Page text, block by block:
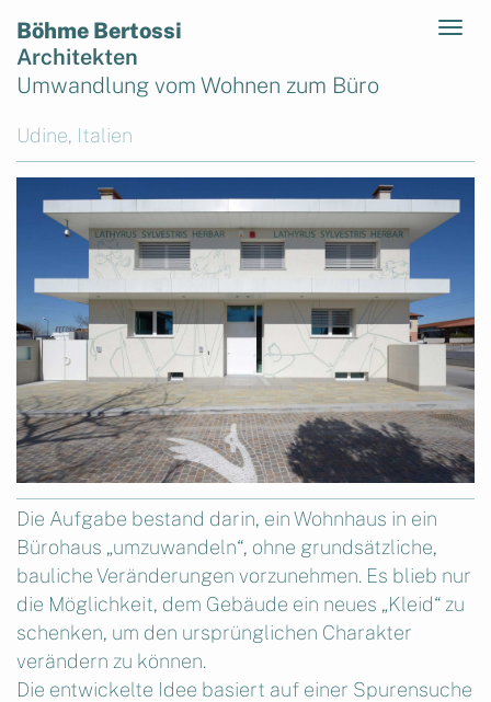
Böhme Bertossi
Architekten
Umwandlung vom Wohnen zum Büro
Udine, Italien
Die Aufgabe bestand darin, ein Wohnhaus in ein
Bürohaus „umzuwandeln“, ohne grundsätzliche,
bauliche Veränderungen vorzunehmen. Es blieb nur
die Möglichkeit, dem Gebäude ein neues „Kleid“ zu
schenken, um den ursprünglichen Charakter
verändern zu können.
Die entwickelte Idee basiert auf einer Spurensuche